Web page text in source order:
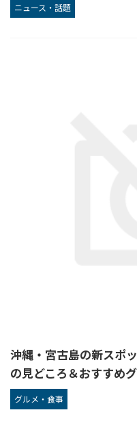
ニュース・話題
沖縄・宮古島の新スポ
の見どころ＆おすすめ
グルメ・食事